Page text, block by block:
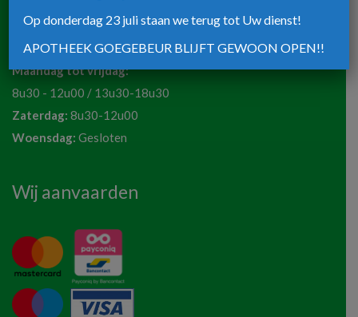
Telefoon:
051 72 50 36
Maandag tot vrijdag:
8u30 - 12u00 / 13u30-18u30
Zaterdag: 8u30-12u00
Woensdag: Gesloten
Wij aanvaarden
Op donderdag 23 juli staan we terug tot Uw dienst!
APOTHEEK GOEGEBEUR BLIJFT GEWOON OPEN!!